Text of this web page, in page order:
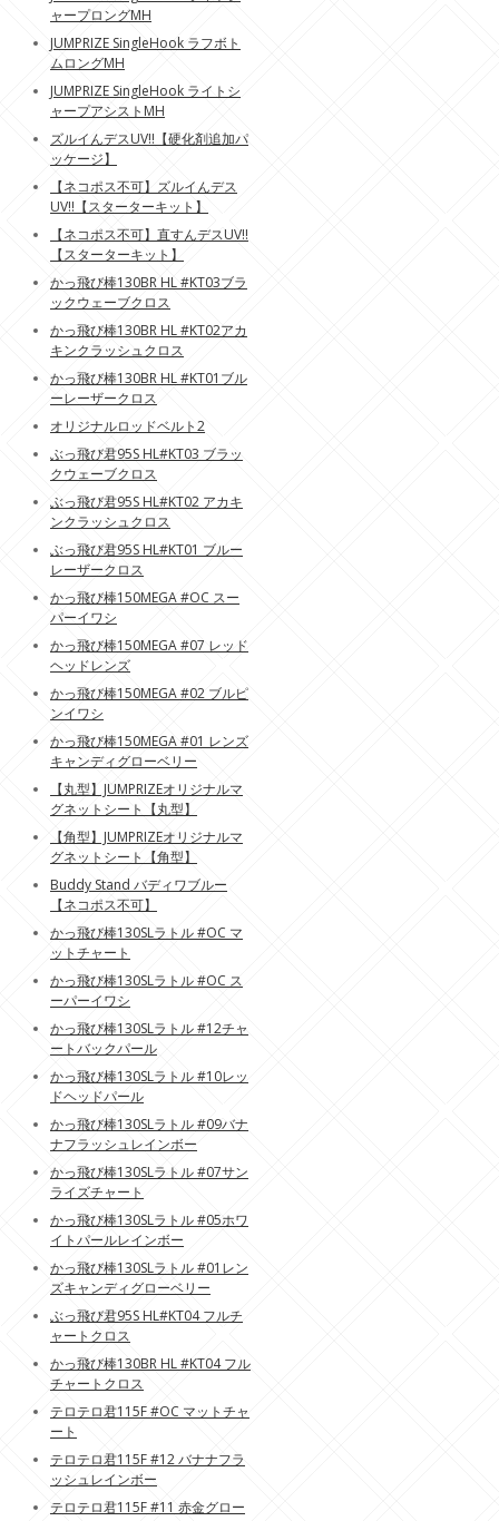
ャープロングMH
JUMPRIZE SingleHook ラフボト
ムロングMH
JUMPRIZE SingleHook ライトシ
ャープアシストMH
ズルイんデスUV!!【硬化剤追加パ
ッケージ】
【ネコポス不可】ズルイんデス
UV!!【スターターキット】
【ネコポス不可】直すんデスUV!!
【スターターキット】
かっ飛び棒130BR HL #KT03ブラ
ックウェーブクロス
かっ飛び棒130BR HL #KT02アカ
キンクラッシュクロス
かっ飛び棒130BR HL #KT01ブル
ーレーザークロス
オリジナルロッドベルト2
ぶっ飛び君95S HL#KT03 ブラッ
クウェーブクロス
ぶっ飛び君95S HL#KT02 アカキ
ンクラッシュクロス
ぶっ飛び君95S HL#KT01 ブルー
レーザークロス
かっ飛び棒150MEGA #OC スー
パーイワシ
かっ飛び棒150MEGA #07 レッド
ヘッドレンズ
かっ飛び棒150MEGA #02 ブルピ
ンイワシ
かっ飛び棒150MEGA #01 レンズ
キャンディグローベリー
【丸型】JUMPRIZEオリジナルマ
グネットシート【丸型】
【角型】JUMPRIZEオリジナルマ
グネットシート【角型】
Buddy Stand バディワブルー
【ネコポス不可】
かっ飛び棒130SLラトル #OC マ
ットチャート
かっ飛び棒130SLラトル #OC ス
ーパーイワシ
かっ飛び棒130SLラトル #12チャ
ートバックパール
かっ飛び棒130SLラトル #10レッ
ドヘッドパール
かっ飛び棒130SLラトル #09バナ
ナフラッシュレインボー
かっ飛び棒130SLラトル #07サン
ライズチャート
かっ飛び棒130SLラトル #05ホワ
イトパールレインボー
かっ飛び棒130SLラトル #01レン
ズキャンディグローベリー
ぶっ飛び君95S HL#KT04 フルチ
ャートクロス
かっ飛び棒130BR HL #KT04 フル
チャートクロス
テロテロ君115F #OC マットチャ
ート
テロテロ君115F #12 バナナフラ
ッシュレインボー
テロテロ君115F #11 赤金グロー